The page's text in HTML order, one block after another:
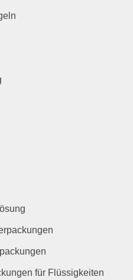
für Flüssigkeiten